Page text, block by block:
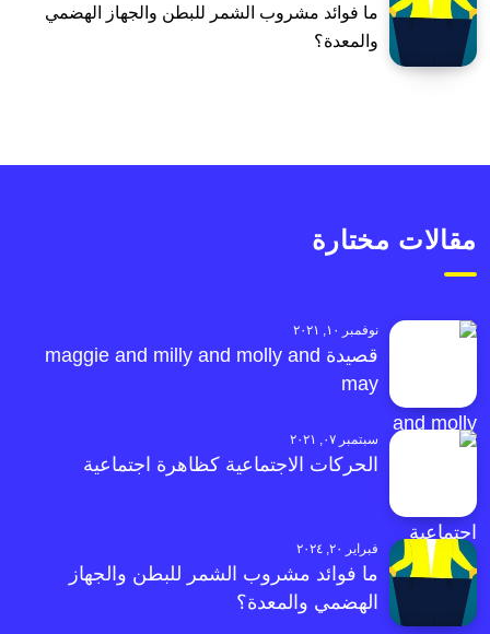
ما فوائد مشروب الشمر للبطن والجهاز الهضمي
والمعدة؟
مقالات مختارة
نوفمبر ١٠, ٢٠٢١
قصيدة maggie and milly and molly and
may
سبتمبر ٠٧, ٢٠٢١
الحركات الاجتماعية كظاهرة اجتماعية
فبراير ٢٠, ٢٠٢٤
ما فوائد مشروب الشمر للبطن والجهاز
الهضمي والمعدة؟